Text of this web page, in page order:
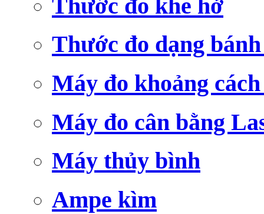
Thước đo khe hở
Thước đo dạng
Máy đo khoảng
Máy đo cân bằng
Máy thủy bình
Ampe kìm